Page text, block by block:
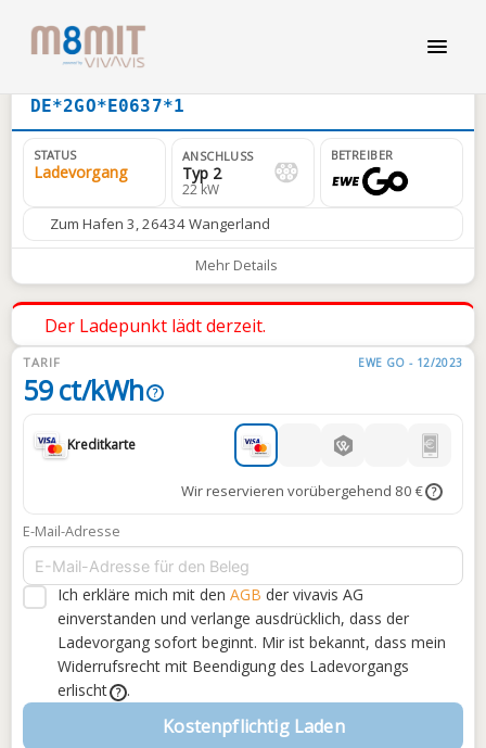
DE*2GO*E0637*1
STATUS
Ladevorgang
ANSCHLUSS
Typ 2
22 kW
BETREIBER
Zum Hafen 3, 26434 Wangerland
Mehr Details
Der Ladepunkt lädt derzeit.
TARIF EWE GO - 12/2023
59 ct/kWh ?
Kreditkarte
Wir reservieren vorübergehend 80 € ?
E-Mail-Adresse
Ich erkläre mich mit den AGB der vivavis AG
einverstanden und verlange ausdrücklich, dass der
Ladevorgang sofort beginnt. Mir ist bekannt, dass mein
Widerrufsrecht mit Beendigung des Ladevorgangs
erlischt
? .
Kostenpflichtig Laden